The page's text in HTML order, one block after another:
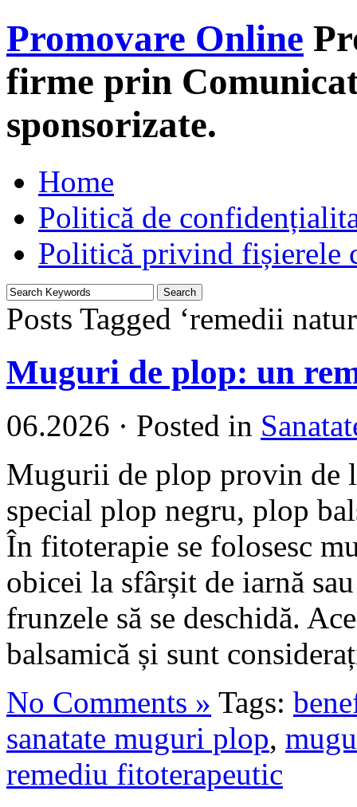
Promovare Online
firme prin
sponsorizate.
Home
Politică de
Politică privind fișierele
Posts Tagged ‘remedii
Muguri de plop: un
06.2026 · Posted in
Mugurii de plop provin de
special plop negru, plop
În fitoterapie se folosesc
obicei la sfârșit de iarnă
frunzele să se deschidă.
balsamică și sunt
No Comments » Tags:
sanatate muguri plop,
remediu fitoterapeutic